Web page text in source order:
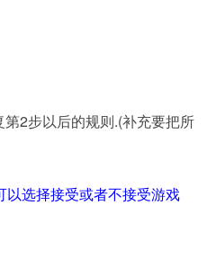
2步以后的规则.(补充要把所
选择接受或者不接受游戏